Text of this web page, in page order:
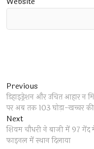
Post
navigation
Previous
post:
डिहाइड्रेशन और उचित आहार न
पर अब तक 103 घोड़ा-खच्चर
NextNext
post:
शिवम चौधरी ने बाजी में 97
फाइनल में स्थान दिलाया